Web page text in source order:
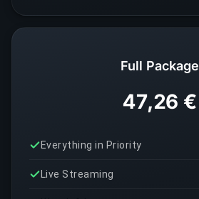
Full Package
47,26 €
Everything in Priority
Live Streaming